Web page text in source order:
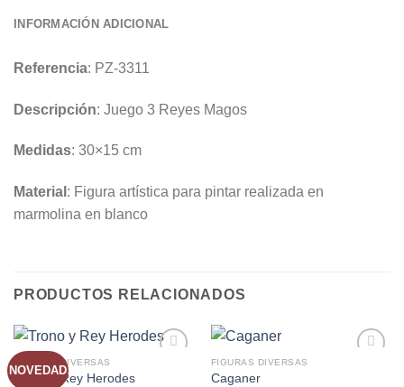
INFORMACIÓN ADICIONAL
Referencia: PZ-3311
Descripción: Juego 3 Reyes Magos
Medidas: 30×15 cm
Material : Figura artística para pintar realizada en
marmolina en blanco
PRODUCTOS RELACIONADOS
NOVEDAD
FIGURAS DIVERSAS
Trono y Rey Herodes
FIGURAS DIVERSAS
Caganer